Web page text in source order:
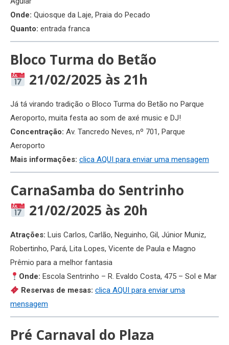
Onde: Quiosque da Laje, Praia do Pecado
Quanto: entrada franca
Bloco Turma do Betão
21/02/2025 às 21h
Já tá virando tradição o Bloco Turma do Betão no Parque
Aeroporto, muita festa ao som de axé music e DJ!
Concentração: Av. Tancredo Neves, nº 701, Parque
Aeroporto
Mais informações: clica AQUI para enviar uma mensagem
CarnaSamba do Sentrinho
21/02/2025 às 20h
Atrações: Luis Carlos, Carlão, Neguinho, Gil, Júnior Muniz,
Robertinho, Pará, Lita Lopes, Vicente de Paula e Magno
Prêmio para a melhor fantasia
Onde: Escola Sentrinho – R. Evaldo Costa, 475 – Sol e Mar
Reservas de mesas:clica AQUI para enviar uma
mensagem
Pré Carnaval do Plaza